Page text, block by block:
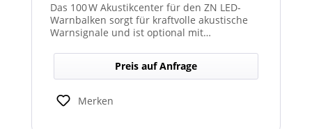
Das 100 W Akustikcenter für den ZN LED-
Warnbalken sorgt für kraftvolle akustische
Warnsignale und ist optional mit
erhältlich.
Preis auf Anfrage
Merken